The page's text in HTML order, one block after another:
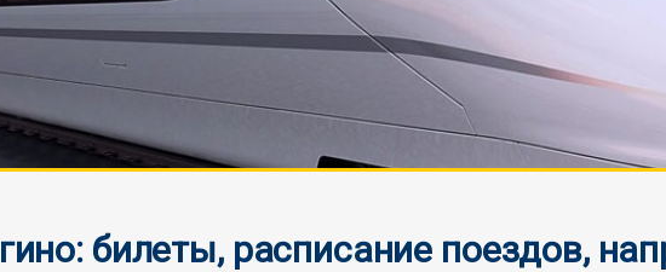
билеты, расписание поездов,